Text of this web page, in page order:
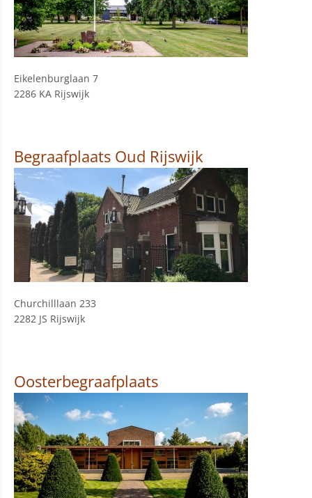
Eikelenburglaan 7
2286 KA Rijswijk
Begraafplaats Oud Rijswijk
Churchilllaan 233
2282 JS Rijswijk
Oosterbegraafplaats